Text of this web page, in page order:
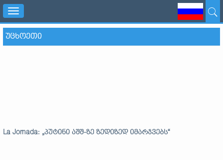
Toggle
navigation
ᲣᲪᲮᲝᲔᲗᲘ
La Jornada: „პუტინი აშშ-ზე ზედიზედ იმარჯვებს“